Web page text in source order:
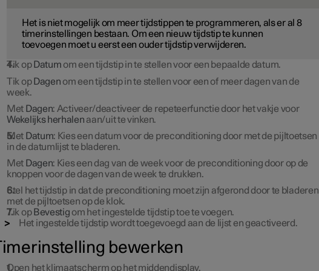
Het is niet mogelijk om meer tijdstippen te programmeren, als er al 8
timerinstellingen bestaan. Om een nieuw tijdstip te kunnen
toevoegen moet u eerst een ouder tijdstip verwijderen.
Tik op Datum om een tijdstip in te stellen voor een bepaalde datum.
Tik op Dagen om een tijdstip in te stellen voor een of meer dagen van de
week.
Met Dagen: Activeer/deactiveer de repeteerfunctie door het vakje voor
Wekelijks herhalen aan/uit te vinken.
Met Datum: Kies een datum voor de preconditioning door met de pijltoetsen
in de datumlijst te bladeren.
Met Dagen: Kies een dag van de week voor de preconditioning door op de
knoppen voor de dagen van de week te drukken.
Stel het tijdstip in dat de preconditioning moet zijn afgerond door te bladeren
met de pijltoetsen op de klok.
Tik op Bevestig om het ingestelde tijdstip toe te voegen.
Het ingestelde tijdstip wordt toegevoegd aan de lijst en geactiveerd.
Timerinstelling bewerken
Open het klimaatscherm op het middendisplay.